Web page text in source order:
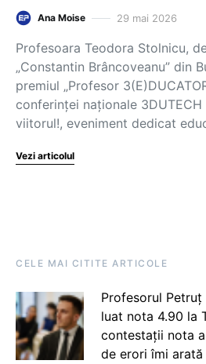
Ana Moise 29 mai 2026
Profesoara Teodora Stolnicu,
„Constantin Brâncoveanu” din
premiul „Profesor
conferinței naționale
viitorul!, eveniment dedicat
Vezi articolul
CELE MAI CITITE ARTICOLE
Profesorul Petruț
luat nota 4.90 la
contestații nota
de erori îmi